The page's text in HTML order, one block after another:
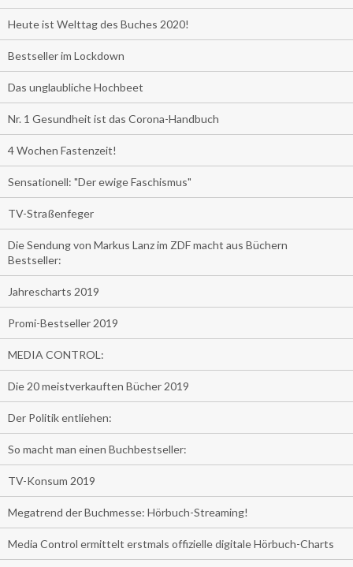
Heute ist Welttag des Buches 2020!
Bestseller im Lockdown
Das unglaubliche Hochbeet
Nr. 1 Gesundheit ist das Corona-Handbuch
4 Wochen Fastenzeit!
Sensationell: "Der ewige Faschismus"
TV-Straßenfeger
Die Sendung von Markus Lanz im ZDF macht aus Büchern
Bestseller:
Jahrescharts 2019
Promi-Bestseller 2019
MEDIA CONTROL:
Die 20 meistverkauften Bücher 2019
Der Politik entliehen:
So macht man einen Buchbestseller:
TV-Konsum 2019
Megatrend der Buchmesse: Hörbuch-Streaming!
Media Control ermittelt erstmals offizielle digitale Hörbuch-Charts